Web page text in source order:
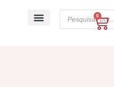
search
0